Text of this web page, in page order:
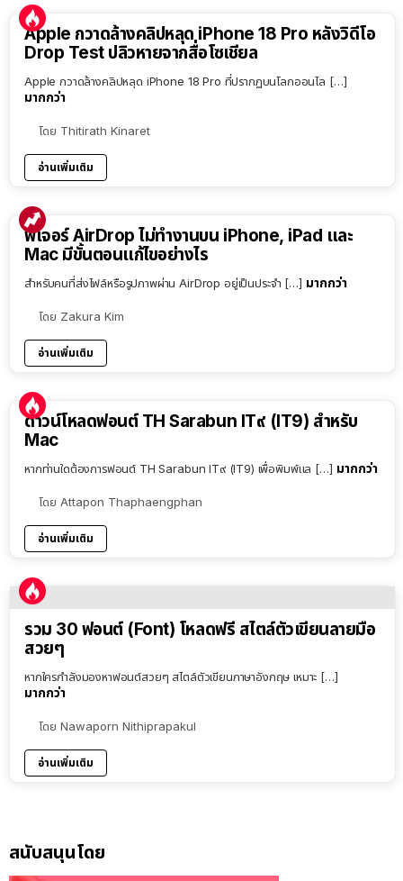
Apple กวาดล้างคลิปหลุด iPhone 18 Pro หลังวิดีโอ
Drop Test ปลิวหายจากสื่อโซเชียล
Apple กวาดล้างคลิปหลุด iPhone 18 Pro ที่ปรากฏบนโลกออนไล […]
มากกว่า
โดย Thitirath Kinaret
อ่านเพิ่มเติม
ฟีเจอร์ AirDrop ไม่ทำงานบน iPhone, iPad และ
Mac มีขั้นตอนแก้ไขอย่างไร
สำหรับคนที่ส่งไฟล์หรือรูปภาพผ่าน AirDrop อยู่เป็นประจำ […] มากกว่า
โดย Zakura Kim
อ่านเพิ่มเติม
ดาวน์โหลดฟอนต์ TH Sarabun IT๙ (IT9) สำหรับ
Mac
หากท่านใดต้องการฟอนต์ TH Sarabun IT๙ (IT9) เพื่อพิมพ์แล […] มากกว่า
โดย Attapon Thaphaengphan
อ่านเพิ่มเติม
รวม 30 ฟอนต์ (Font) โหลดฟรี สไตล์ตัวเขียนลายมือ
สวยๆ
หากใครกำลังมองหาฟอนต์สวยๆ สไตล์ตัวเขียนภาษาอังกฤษ เหมาะ […]
มากกว่า
โดย Nawaporn Nithiprapakul
อ่านเพิ่มเติม
สนับสนุนโดย